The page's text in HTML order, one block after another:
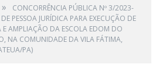
»
CONCORRÊNCIA PÚBLICA Nº 3/2023-
PESSOA JURÍDICA PARA EXECUÇÃO DE
E AMPLIAÇÃO DA ESCOLA EDOM DO
NA COMUNIDADE DA VILA FÁTIMA,
PA)